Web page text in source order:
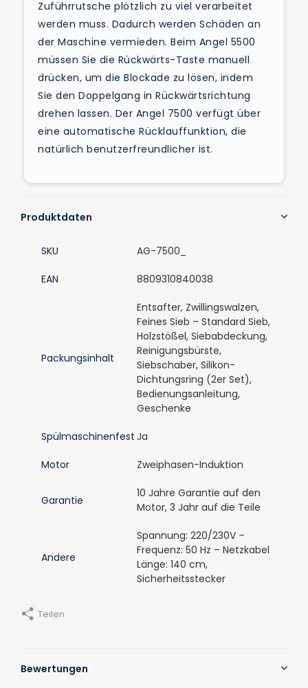
Zuführrutsche plötzlich zu viel verarbeitet
werden muss. Dadurch werden Schäden an
der Maschine vermieden. Beim Angel 5500
müssen Sie die Rückwärts-Taste manuell
drücken, um die Blockade zu lösen, indem
Sie den Doppelgang in Rückwärtsrichtung
drehen lassen. Der Angel 7500 verfügt über
eine automatische Rücklauffunktion, die
natürlich benutzerfreundlicher ist.
Produktdaten
SKU AG-7500_
EAN 8809310840038
Packungsinhalt
Entsafter, Zwillingswalzen,
Feines Sieb – Standard Sieb,
Holzstößel, Siebabdeckung,
Reinigungsbürste,
Siebschaber, Silikon-
Dichtungsring (2er Set),
Bedienungsanleitung,
Geschenke
Spülmaschinenfest Ja
Motor Zweiphasen-Induktion
Garantie
10 Jahre Garantie auf den
Motor, 3 Jahr auf die Teile
Andere
Spannung: 220/230V –
Frequenz: 50 Hz – Netzkabel
Länge: 140 cm,
Sicherheitsstecker
Teilen
Bewertungen